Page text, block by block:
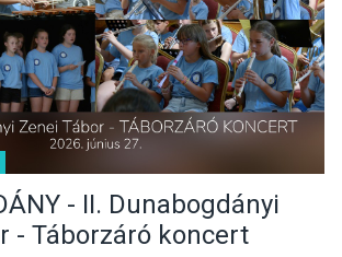
- II. Dunabogdányi
- Táborzáró koncert